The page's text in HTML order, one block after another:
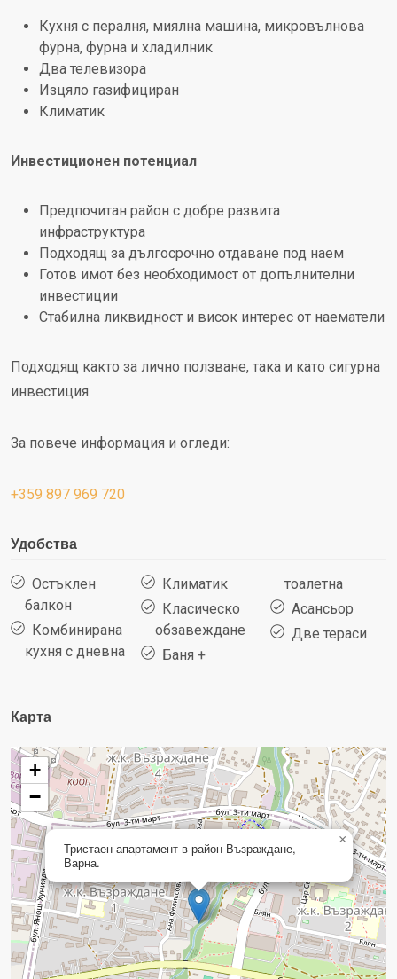
Кухня с пералня, миялна машина, микровълнова
фурна, фурна и хладилник
Два телевизора
Изцяло газифициран
Климатик
Инвестиционен потенциал
Предпочитан район с добре развита
инфраструктура
Подходящ за дългосрочно отдаване под наем
Готов имот без необходимост от допълнителни
инвестиции
Стабилна ликвидност и висок интерес от наематели
Подходящ както за лично ползване, така и като сигурна
инвестиция.
За повече информация и огледи:
+359 897 969 720
Удобства
Остъклен
балкон
Комбинирана
кухня с дневна
Климатик
Класическо
обзавеждане
Баня +
тоалетна
Асансьор
Две тераси
Карта
Тристаен апартамент в район Възраждане,
Варна.
×
+
−